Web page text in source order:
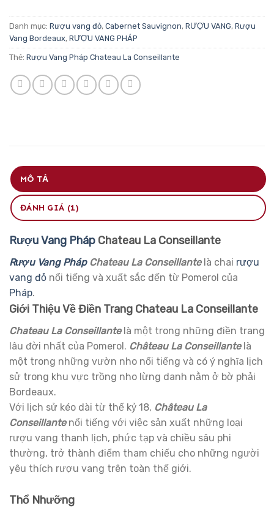
Danh mục: Rượu vang đỏ, Cabernet Sauvignon, RƯỢU VANG, Rượu
Vang Bordeaux, RƯỢU VANG PHÁP
Thẻ: Rượu Vang Pháp Chateau La Conseillante
MÔ TẢ
ĐÁNH GIÁ (1)
Rượu Vang Pháp Chateau La Conseillante
Rượu Vang PhápChateau La Conseillantelà chai rượu
vang đỏ nổi tiếng và xuất sắc đến từ Pomerol của
Pháp.
Giới Thiệu Về Điền Trang Chateau La Conseillante
Chateau La Conseillantelà một trong những điền trang
lâu đời nhất của Pomerol. Château La Conseillantelà
một trong những vườn nho nổi tiếng và có ý nghĩa lịch
sử trong khu vực trồng nho lừng danh nằm ở bờ phải
Bordeaux.
Với lịch sử kéo dài từ thế kỷ 18, Château La
Conseillantenổi tiếng với việc sản xuất những loại
rượu vang thanh lịch, phức tạp và chiều sâu phi
thường, trở thành điểm tham chiếu cho những người
yêu thích rượu vang trên toàn thế giới.
Thổ Nhưỡng